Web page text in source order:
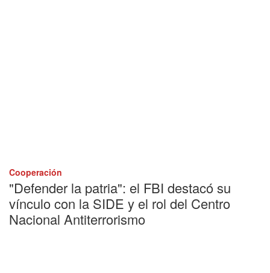
Cooperación
"Defender la patria": el FBI destacó su
vínculo con la SIDE y el rol del Centro
Nacional Antiterrorismo